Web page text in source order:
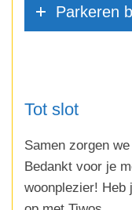
Parkeren
Tot slot
Samen zorgen
Bedankt voor je
woonplezier! Heb